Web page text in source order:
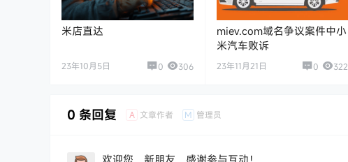
米店直达
23年10月5日 0 306
miev.com域名争议案件中小
米汽车败诉
23年11月21日 0 322
0 条回复 A 文章作者 M 管理员
欢迎您，新朋友，感谢参与互动！